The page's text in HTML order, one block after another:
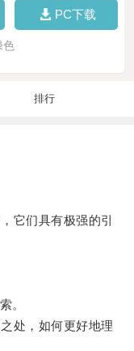
PC下载
色
排行
它们具有极强的引
。
处，如何更好地理